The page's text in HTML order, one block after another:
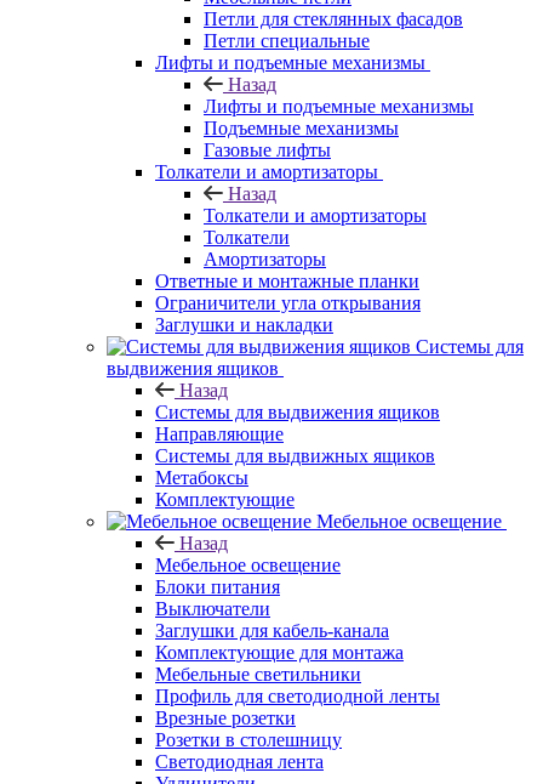
Петли для стеклянных фасадов
Петли специальные
Лифты и подъемные механизмы
Назад
Лифты и подъемные механизмы
Подъемные механизмы
Газовые лифты
Толкатели и амортизаторы
Назад
Толкатели и амортизаторы
Толкатели
Амортизаторы
Ответные и монтажные планки
Ограничители угла открывания
Заглушки и накладки
Системы для
выдвижения ящиков
Назад
Системы для выдвижения ящиков
Направляющие
Системы для выдвижных ящиков
Метабоксы
Комплектующие
Мебельное освещение
Назад
Мебельное освещение
Блоки питания
Выключатели
Заглушки для кабель-канала
Комплектующие для монтажа
Мебельные светильники
Профиль для светодиодной ленты
Врезные розетки
Розетки в столешницу
Светодиодная лента